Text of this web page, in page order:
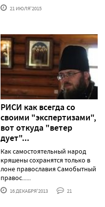
21 ИЮЛЯ'2015
РИСИ как всегда со
своими "экспертизами",
вот откуда "ветер
дует"...
Как самостоятельный народ
кряшены сохранятся только в
лоне православия Самобытный
правос......
16 ДЕКАБРЯ'2013 21